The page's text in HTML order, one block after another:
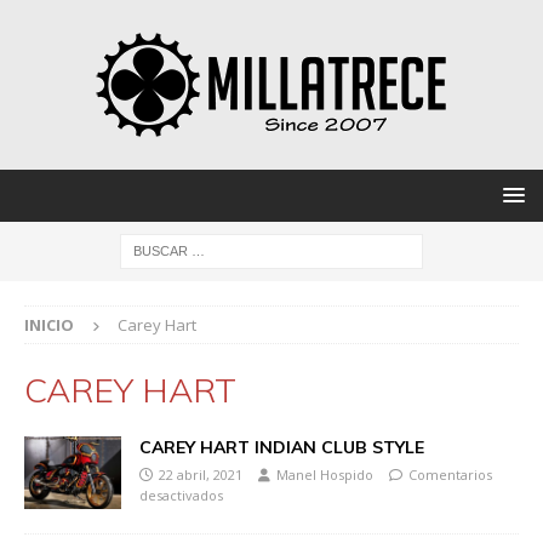
INICIO Carey Hart
CAREY HART
CAREY HART INDIAN CLUB STYLE
22 abril, 2021 Manel Hospido
Comentarios
desactivados